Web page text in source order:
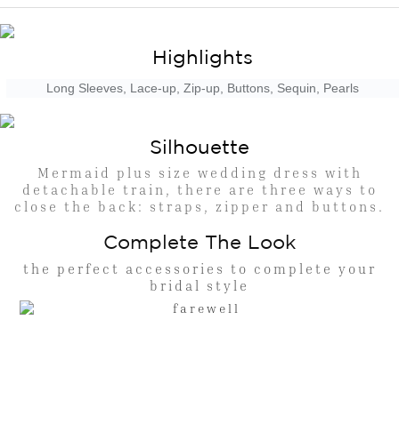
Highlights
Long Sleeves, Lace-up, Zip-up, Buttons, Sequin, Pearls
Silhouette
Mermaid plus size wedding dress with
detachable train, there are three ways to
close the back: straps, zipper and buttons.
Complete The Look
the perfect accessories to complete your
bridal style